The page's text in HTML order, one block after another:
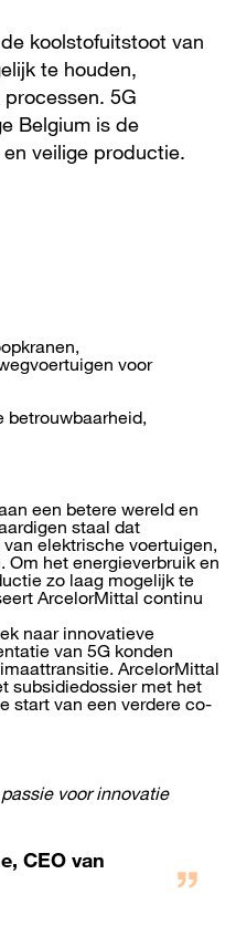
koolstofuitstoot van
te houden,
5G
Belgium is de
veilige productie.
voor
betrouwbaarheid,
een betere wereld en
staal dat
elektrische voertuigen,
Om het energieverbruik en
zo laag mogelijk te
ArcelorMittal continu
naar innovatieve
van 5G konden
ArcelorMittal
subsidiedossier met het
start van een verdere co-
voor innovatie
CEO van